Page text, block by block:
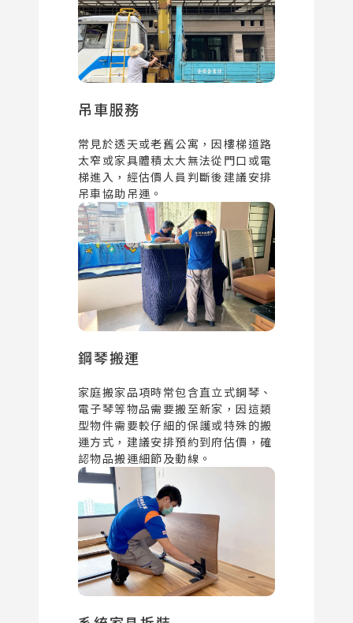
吊車服務
常見於透天或老舊公寓，因樓梯道路
太窄或家具體積太大無法從門口或電
梯進入，經估價人員判斷後建議安排
吊車協助吊運。
鋼琴搬運
家庭搬家品項時常包含直立式鋼琴、
電子琴等物品需要搬至新家，因這類
型物件需要較仔細的保護或特殊的搬
運方式，建議安排預約到府估價，確
認物品搬運細節及動線。